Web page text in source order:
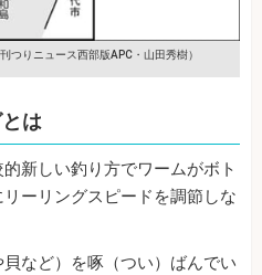
刊つりニュース西部版APC・山田秀樹）
は
新しい釣り方でワームがボト
ーリングスピードを調節しな
など）を啄（つい）ばんでい